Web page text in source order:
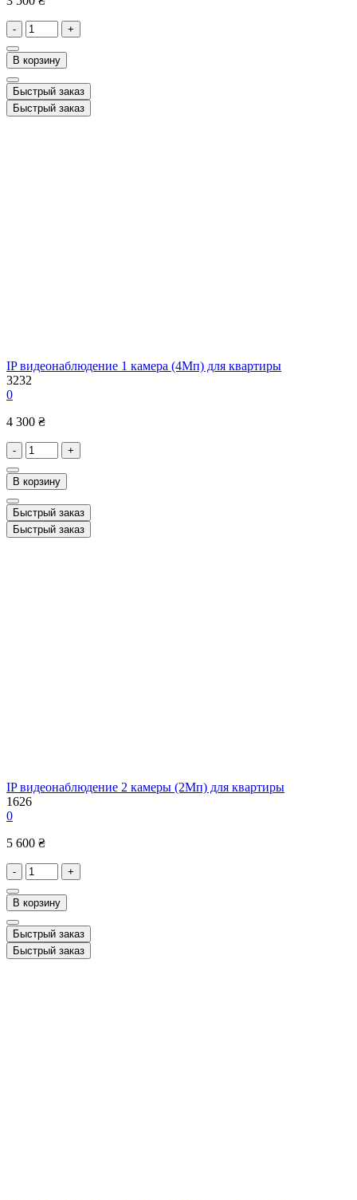
- +
В корзину
Быстрый заказ
Быстрый заказ
IP видеонаблюдение 1 камера (4Мп) для квартиры
3232
0
4 300 ₴
- +
В корзину
Быстрый заказ
Быстрый заказ
IP видеонаблюдение 2 камеры (2Мп) для квартиры
1626
0
5 600 ₴
- +
В корзину
Быстрый заказ
Быстрый заказ